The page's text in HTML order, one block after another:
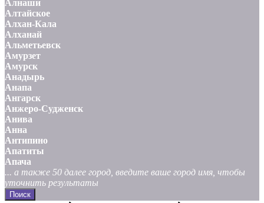
Алнаши
Алтайское
Алхан-Кала
Алханай
Альметьевск
Амурзет
Амурск
Анадырь
Анапа
Ангарск
Анжеро-Судженск
Анива
Анна
Антипино
Апатиты
Апача
... а также 50 далее город, введите ваше город имя, чтобы
уточнить результаты
Поиск